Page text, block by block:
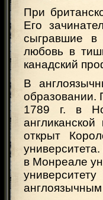
При
Его
сыгравшие в
любовь в
канадский
В
образовании.
1789 г. в
открыт
в Монреале